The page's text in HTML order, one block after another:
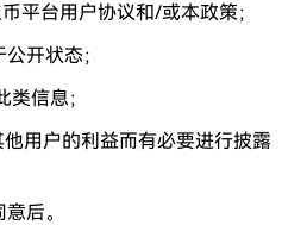
平台用户协议和/或本政策；
开状态；
信息；
用户的利益而有必要进行披露
后。